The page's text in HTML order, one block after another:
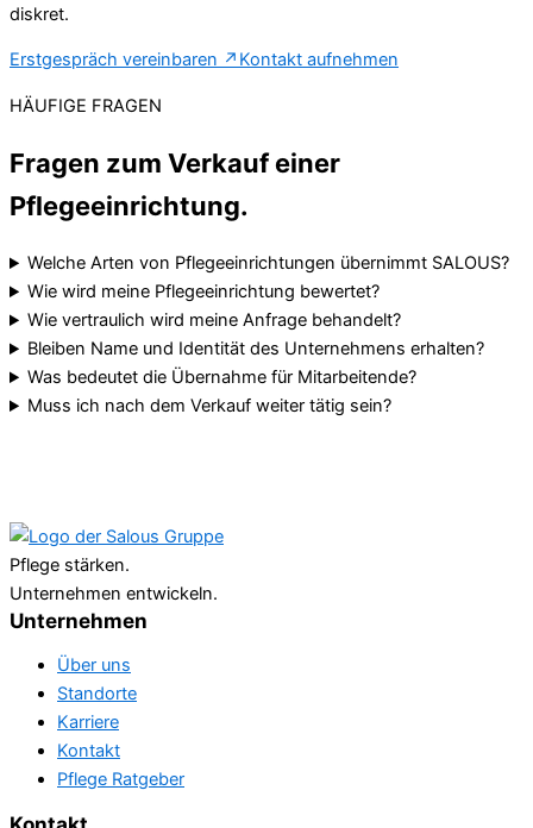
diskret.
Erstgespräch vereinbaren ↗ Kontakt aufnehmen
HÄUFIGE FRAGEN
Fragen zum Verkauf einer
Pflegeeinrichtung.
Welche Arten von Pflegeeinrichtungen übernimmt SALOUS?
Wie wird meine Pflegeeinrichtung bewertet?
Wie vertraulich wird meine Anfrage behandelt?
Bleiben Name und Identität des Unternehmens erhalten?
Was bedeutet die Übernahme für Mitarbeitende?
Muss ich nach dem Verkauf weiter tätig sein?
Pflege stärken.
Unternehmen entwickeln.
Unternehmen
Über uns
Standorte
Karriere
Kontakt
Pflege Ratgeber